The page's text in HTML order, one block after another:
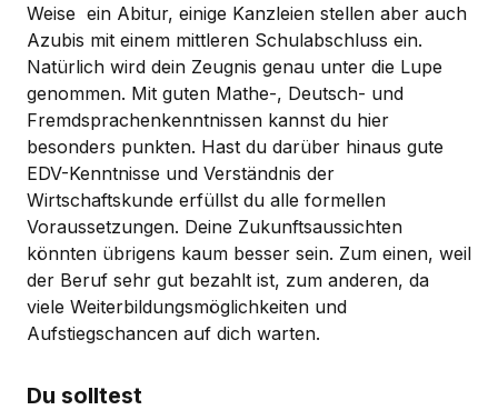
Weise ein Abitur, einige Kanzleien stellen aber auch
Azubis mit einem mittleren Schulabschluss ein.
Natürlich wird dein Zeugnis genau unter die Lupe
genommen. Mit guten Mathe-, Deutsch- und
Fremdsprachenkenntnissen kannst du hier
besonders punkten. Hast du darüber hinaus gute
EDV-Kenntnisse und Verständnis der
Wirtschaftskunde erfüllst du alle formellen
Voraussetzungen. Deine Zukunftsaussichten
könnten übrigens kaum besser sein. Zum einen, weil
der Beruf sehr gut bezahlt ist, zum anderen, da
viele Weiterbildungsmöglichkeiten und
Aufstiegschancen auf dich warten.
Du solltest